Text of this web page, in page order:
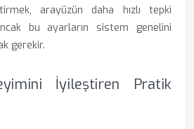
arayüzün daha hızlı tepki
bu ayarların sistem genelini
gerekir.
İyileştiren Pratik